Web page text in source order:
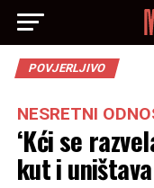
POVJERLJIVO
NESRETNI
‘Kći se
kut i